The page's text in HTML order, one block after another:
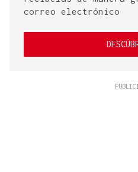
correo electrónico